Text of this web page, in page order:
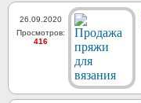
26.09.2020
Просмотров:
416